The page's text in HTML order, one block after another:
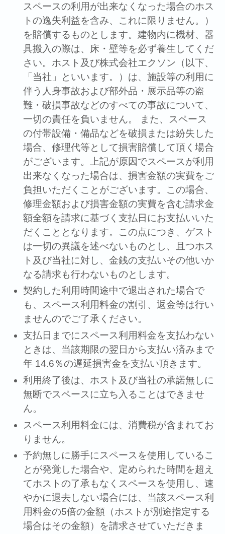
スペースの利⽤が出来なくなった場合のホス
トの逸失利益を含み、これに限りません。）
を賠償するものとします。建物内に機材、器
具搬⼊の際は、床・壁等を必ず養⽣してくだ
さい。ホスト及び株式会社エクソン（以下、
「当社」といいます。）は、施設等の利⽤に
伴う⼈⾝事故および部外品・展⽰品等の盗
難・破損事故などのすべての事故について、
⼀切の責任を負いません。 また、スペース
の付帯設備・備品などを破損または紛失した
場合、修理代等として損害賠償して頂く場合
がございます。上記が原因でスペースが利⽤
出来なくなった場合は、損害⾦額の実費をご
負担いただくことがございます。この場合、
修理⾦額および損害⾦額の実費を含む請求⾦
額全額を請求に基づく⽀払⽇にお⽀払いいた
だくこととなります。この点につき、ゲスト
は⼀切の異議を述べないものとし、且つホス
ト及び当社に対し、⾦銭の⽀払いその他いか
なる請求も⾏わないものとします。
契約した利⽤時間途中で退出された場合で
も、スペース利⽤料⾦の割引、返⾦等は⾏い
ませんのでご了承ください。
⽀払⽇までにスペース利⽤料⾦を⽀払わない
ときは、当該期限の翌⽇から⽀払い済みまで
年 14.6％の遅延損害⾦を⽀払い頂きます。
利⽤終了後は、ホスト及び当社の承諾無しに
無断でスペースに⽴ち⼊ることはできませ
ん。
スペース利⽤料⾦には、消費税が含まれてお
りません。
予約無しに勝⼿にスペースを使⽤しているこ
とが発覚した場合や、定められた時間を超え
てホストの了承もなくスペースを使⽤し、速
やかに退去しない場合には、当該スペース利
⽤料⾦の5倍の⾦額（ホストが別途指定する
場合はその⾦額）を請求させていただきま